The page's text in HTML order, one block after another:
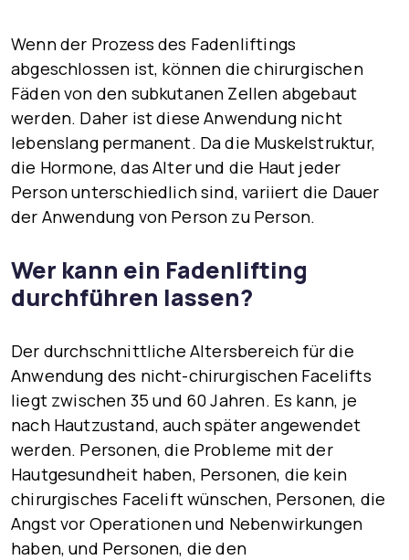
Wenn der Prozess des Fadenliftings
abgeschlossen ist, können die chirurgischen
Fäden von den subkutanen Zellen abgebaut
werden. Daher ist diese Anwendung nicht
lebenslang permanent. Da die Muskelstruktur,
die Hormone, das Alter und die Haut jeder
Person unterschiedlich sind, variiert die Dauer
der Anwendung von Person zu Person.
Wer kann ein Fadenlifting
durchführen lassen?
Der durchschnittliche Altersbereich für die
Anwendung des nicht-chirurgischen Facelifts
liegt zwischen 35 und 60 Jahren. Es kann, je
nach Hautzustand, auch später angewendet
werden. Personen, die Probleme mit der
Hautgesundheit haben, Personen, die kein
chirurgisches Facelift wünschen, Personen, die
Angst vor Operationen und Nebenwirkungen
haben, und Personen, die den